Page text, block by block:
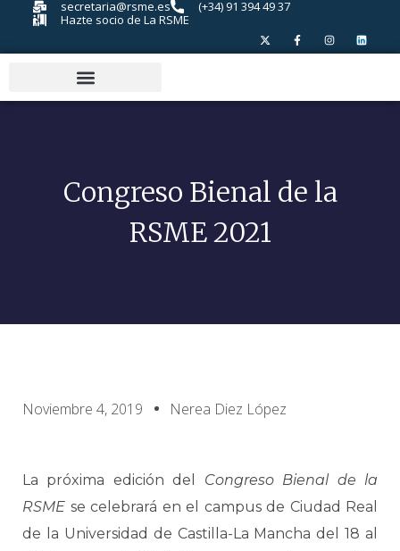
secretaria@rsme.es
(+34) 91 394 49 37
Hazte socio de La RSME
Congreso Bienal de la
RSME 2021
Noviembre 4, 2019 Nerea Diez López
La próxima edición del Congreso Bienal de la
RSME se celebrará en el campus de Ciudad Real
de la Universidad de Castilla-La Mancha del 18 al